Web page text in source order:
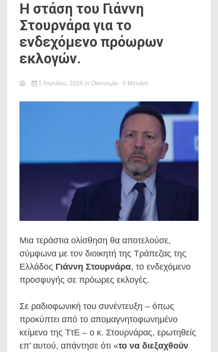
Η στάση του Γιάννη
Στουρνάρα για το
ενδεχόμενο πρόωρων
εκλογών.
1 Απριλίου, 2026 in Οικονομία - 0 Minutes
Μια τεράστια ολίσθηση θα αποτελούσε,
σύμφωνα με τον διοικητή της Τράπεζας της
Ελλάδος Γιάννη Στουρνάρα, το ενδεχόμενο
προσφυγής σε πρόωρες εκλογές.
Σε ραδιοφωνική του συνέντευξη – όπως
προκύπτει από το απομαγνητοφωνημένο
κείμενο της ΤτΕ – ο κ. Στουρνάρας, ερωτηθείς
επ’ αυτού, απάντησε ότι «το να διεξαχθούν